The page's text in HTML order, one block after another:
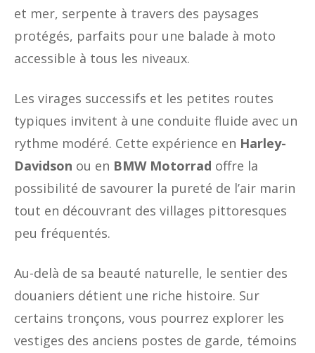
et mer, serpente à travers des paysages
protégés, parfaits pour une balade à moto
accessible à tous les niveaux.
Les virages successifs et les petites routes
typiques invitent à une conduite fluide avec un
rythme modéré. Cette expérience en Harley-
Davidson ou en BMW Motorrad offre la
possibilité de savourer la pureté de l’air marin
tout en découvrant des villages pittoresques
peu fréquentés.
Au-delà de sa beauté naturelle, le sentier des
douaniers détient une riche histoire. Sur
certains tronçons, vous pourrez explorer les
vestiges des anciens postes de garde, témoins